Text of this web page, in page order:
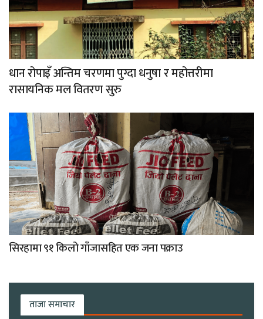
धान रोपाइँ अन्तिम चरणमा पुग्दा धनुषा र महोत्तरीमा
रासायनिक मल वितरण सुरु
सिरहामा ९१ किलो गाँजासहित एक जना पक्राउ
ताजा समाचार